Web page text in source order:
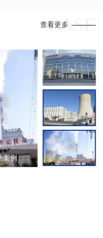
CASE
查看更多